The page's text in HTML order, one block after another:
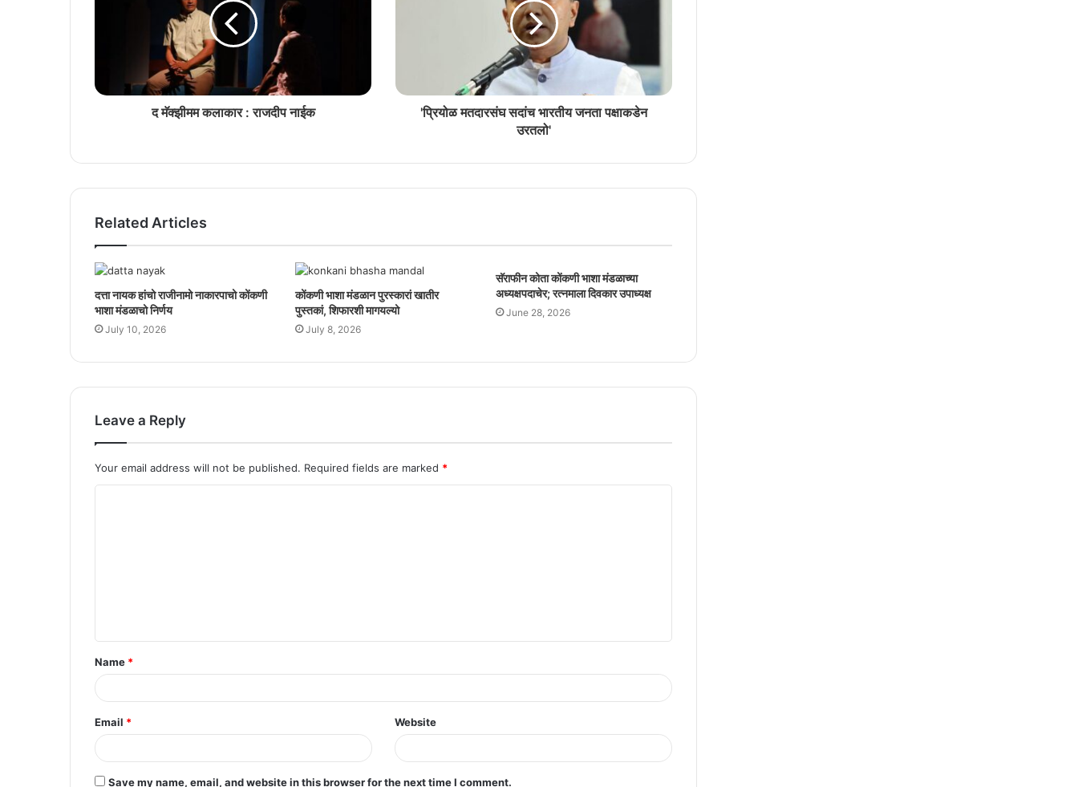
‘निवळ काळजांतल्यान बरें साहित्य उदेता’
द मॅक्झीमम कलाकार : राजदीप नाईक
'प्रियोळ मतदारसंघ सदांच भारतीय जनता पक्षाकडेन
उरतलो'
Related Articles
दत्ता नायक हांचो राजीनामो नाकारपाचो कोंकणी
भाशा मंडळाचो निर्णय
July 10, 2026
कोंकणी भाशा मंडळान पुरस्कारां खातीर
पुस्तकां, शिफारशी मागयल्यो
July 8, 2026
सॅराफीन कोता कोंकणी भाशा मंडळाच्या
अध्यक्षपदाचेर; रत्नमाला दिवकार उपाध्यक्ष
June 28, 2026
Leave a Reply
Your email address will not be published. Required fields are marked *
t
*
Name *
Email * Website
Save my name, email, and website in this browser for the next time I comment.